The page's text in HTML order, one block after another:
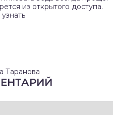
из открытого доступа.
Таранова